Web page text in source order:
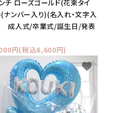
チ ローズゴールド(花束タイ
ナンバー入り)(名入れ・文字入
成人式/卒業式/誕生日/発表
円(税込6,600円)
favorite